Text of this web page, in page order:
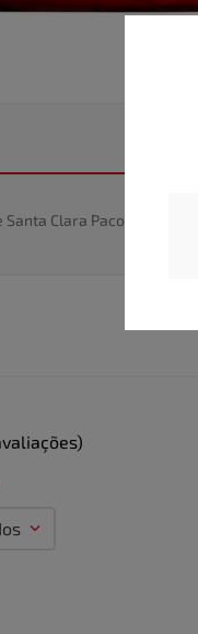
Clara Pacote 250g